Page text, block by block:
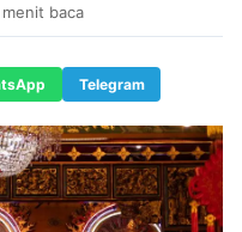
baca
Telegram